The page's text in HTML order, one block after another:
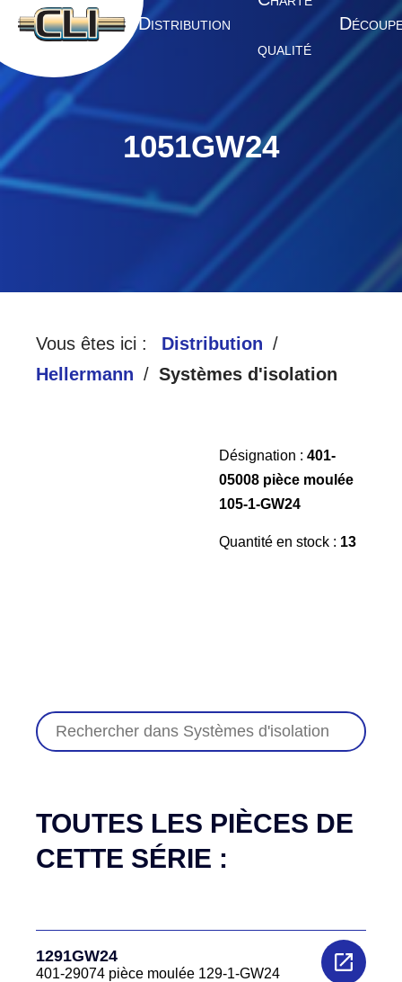
A CCUEIL DISTRIBUTION
QUALITÉ
D
1051GW24
Vous êtes ici :
Distribution
Hellermann
Systèmes d'isolation
Désignation : 401-
05008 pièce moulée
105-1-GW24
Quantité en stock : 13
TOUTES LES PIÈCES DE
CETTE SÉRIE :
1291GW24
401-29074 pièce moulée 129-1-GW24